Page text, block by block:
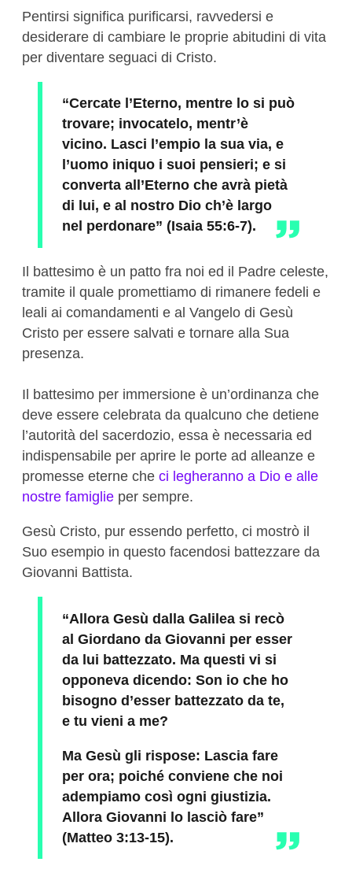
Pentirsi significa purificarsi, ravvedersi e
desiderare di cambiare le proprie abitudini di vita
per diventare seguaci di Cristo.
“Cercate l’Eterno, mentre lo si può
trovare; invocatelo, mentr’è
vicino. Lasci l’empio la sua via, e
l’uomo iniquo i suoi pensieri; e si
converta all’Eterno che avrà pietà
di lui, e al nostro Dio ch’è largo
nel perdonare” (Isaia 55:6-7).
Il battesimo è un patto fra noi ed il Padre celeste,
tramite il quale promettiamo di rimanere fedeli e
leali ai comandamenti e al Vangelo di Gesù
Cristo per essere salvati e tornare alla Sua
presenza.
Il battesimo per immersione è un’ordinanza che
deve essere celebrata da qualcuno che detiene
l’autorità del sacerdozio, essa è necessaria ed
indispensabile per aprire le porte ad alleanze e
promesse eterne che ci legheranno a Dio e alle
nostre famiglie per sempre.
Gesù Cristo, pur essendo perfetto, ci mostrò il
Suo esempio in questo facendosi battezzare da
Giovanni Battista.
“Allora Gesù dalla Galilea si recò
al Giordano da Giovanni per esser
da lui battezzato. Ma questi vi si
opponeva dicendo: Son io che ho
bisogno d’esser battezzato da te,
e tu vieni a me?
Ma Gesù gli rispose: Lascia fare
per ora; poiché conviene che noi
adempiamo così ogni giustizia.
Allora Giovanni lo lasciò fare”
(Matteo 3:13-15).